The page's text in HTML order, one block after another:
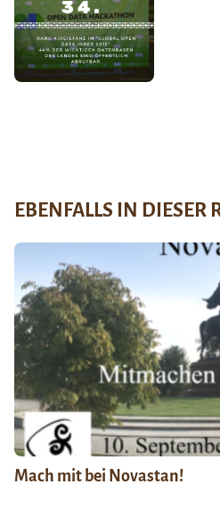
EBENFALLS IN DIESER
Mach mit bei Novastan!